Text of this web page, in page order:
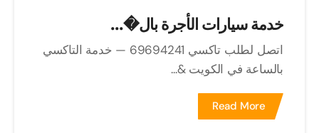
خدمة سيارات الأجرة بال�...
اتصل لطلب تاكسي 69694241 — خدمة التاكسي
بالساعة في الكويت &...
Read More